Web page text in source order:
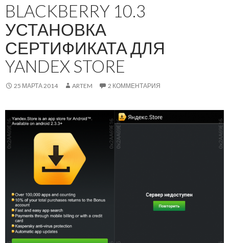
BLACKBERRY 10.3
УСТАНОВКА
СЕРТИФИКАТА ДЛЯ
YANDEX STORE
25 МАРТА 2014 ARTEM 2 КОММЕНТАРИЯ